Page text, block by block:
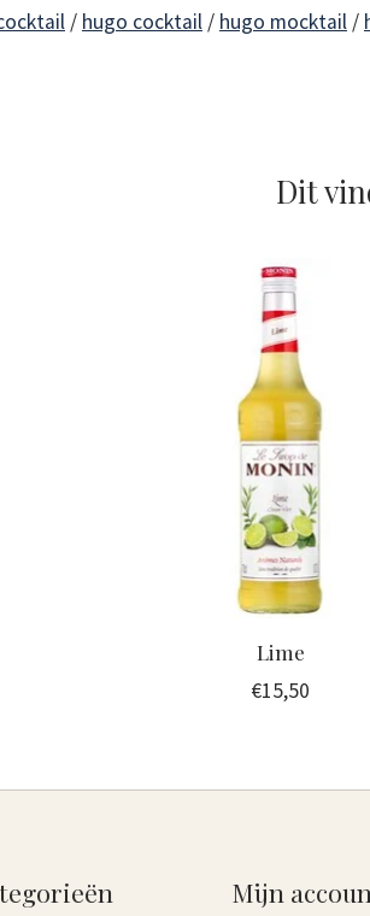
/ hugo cocktail / hugo mocktail /
Dit
Lime
€15,50
Mijn